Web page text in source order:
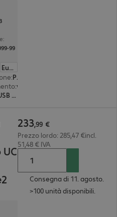
99
Europa
: PC, notebook, tablet, smartphone
:
1x USB Type A
233,99 €
Prezzo lordo: 285,47 €incl.
51,48 € IVA
Consegna di 11. agosto.
>100 unità disponibili.